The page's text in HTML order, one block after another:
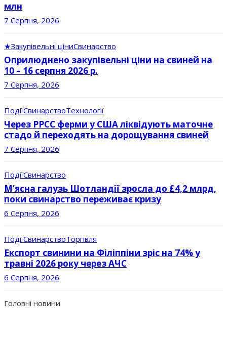
млн
7 Серпня, 2026
★Закупівельні ціниСвинарство
Оприлюднено закупівельні ціни на свиней на
10 – 16 серпня 2026 р.
7 Серпня, 2026
ПодіїСвинарствоТехнології
Через РРСС ферми у США ліквідують маточне
стадо й переходять на дорощування свиней
7 Серпня, 2026
ПодіїСвинарство
М’ясна галузь Шотландії зросла до £4,2 млрд,
поки свинарство переживає кризу
6 Серпня, 2026
ПодіїСвинарствоТоргівля
Експорт свинини на Філіппіни зріс на 74% у
травні 2026 року через АЧС
6 Серпня, 2026
Головні новини